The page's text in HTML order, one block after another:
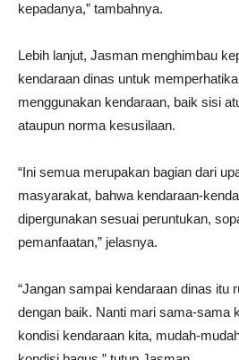
kepadanya,” tambahnya.
Lebih lanjut, Jasman menghimbau
kendaraan dinas untuk
menggunakan kendaraan, baik sisi
ataupun norma kesusilaan.
“Ini semua merupakan bagian dari
masyarakat, bahwa kendaraan-
dipergunakan sesuai peruntukan,
pemanfaatan,” jelasnya.
“Jangan sampai kendaraan dinas itu
dengan baik. Nanti mari sama-sama
kondisi kendaraan kita, mudah-